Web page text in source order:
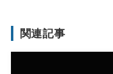
関連記事